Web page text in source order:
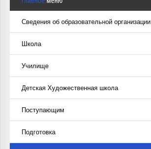
Сведения об образовательной организации
Школа
Училище
Детская Художественная школа
Поступающим
Подготовка